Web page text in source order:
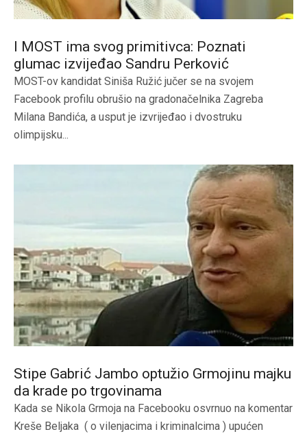
I MOST ima svog primitivca: Poznati
glumac izvijeđao Sandru Perković
MOST-ov kandidat Siniša Ružić jučer se na svojem
Facebook profilu obrušio na gradonačelnika Zagreba
Milana Bandića, a usput je izvrijeđao i dvostruku
olimpijsku...
Stipe Gabrić Jambo optužio Grmojinu majku
da krade po trgovinama
Kada se Nikola Grmoja na Facebooku osvrnuo na komentar
Kreše Beljaka ( o vilenjacima i kriminalcima ) upućen